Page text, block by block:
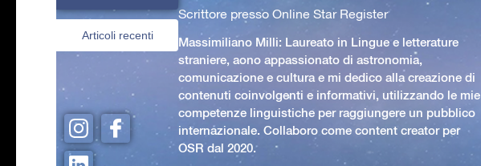
Articoli recenti
Scrittore presso Online Star Register
Massimiliano Milli: Laureato in Lingue e letterature
straniere, aono appassionato di astronomia,
comunicazione e cultura e mi dedico alla creazione di
contenuti coinvolgenti e informativi, utilizzando le mie
competenze linguistiche per raggiungere un pubblico
internazionale. Collaboro come content creator per
OSR dal 2020.